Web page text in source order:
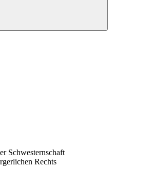
Schwesternschaft
Rechts